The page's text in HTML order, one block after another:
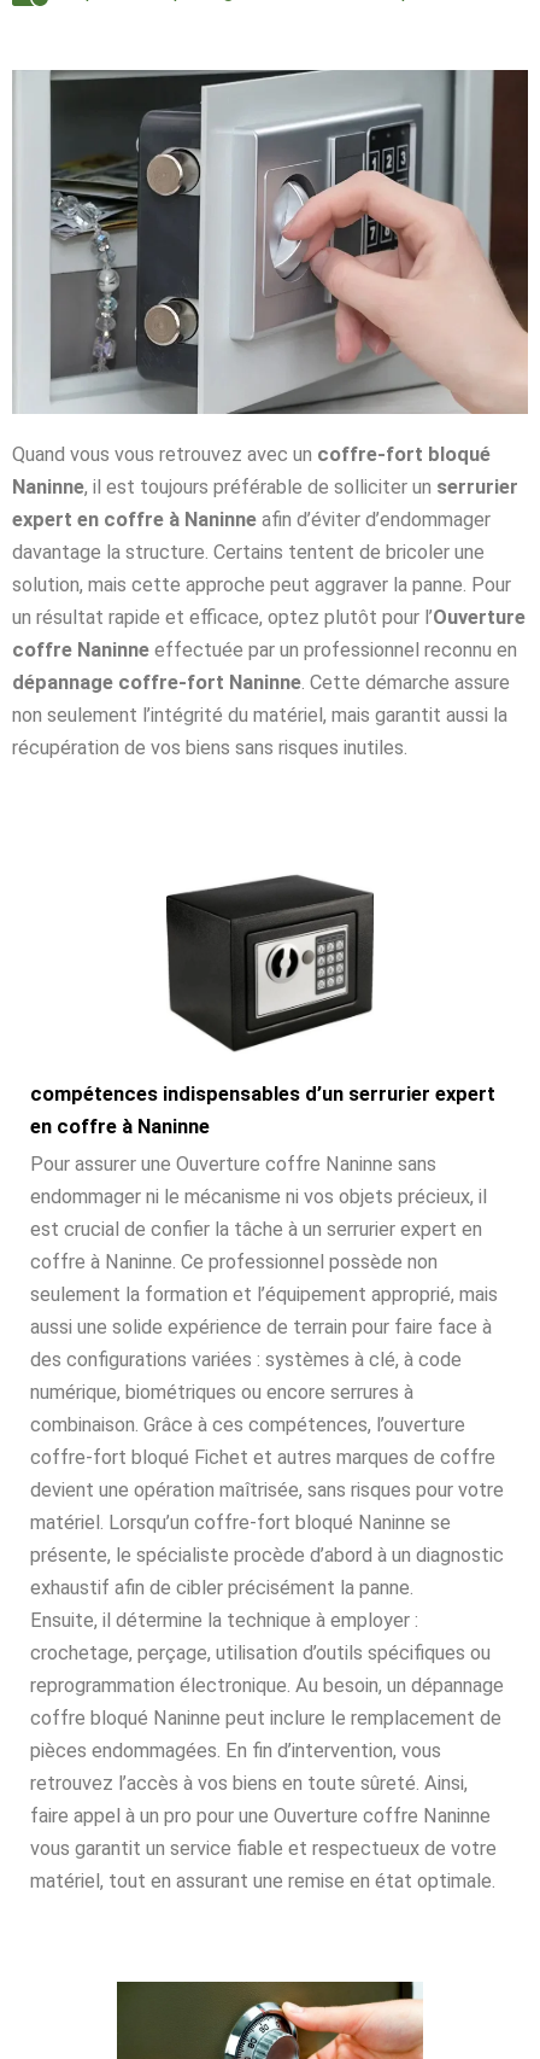
Quand vous vous retrouvez avec un coffre-fort bloqué
Naninne, il est toujours préférable de solliciter un serrurier
expert en coffre à Naninne afin d’éviter d’endommager
davantage la structure. Certains tentent de bricoler une
solution, mais cette approche peut aggraver la panne. Pour
un résultat rapide et efficace, optez plutôt pour l’Ouverture
coffre Naninne effectuée par un professionnel reconnu en
dépannage coffre-fort Naninne. Cette démarche assure
non seulement l’intégrité du matériel, mais garantit aussi la
récupération de vos biens sans risques inutiles.
compétences indispensables d’un serrurier expert
en coffre à Naninne
Pour assurer une Ouverture coffre Naninne sans
endommager ni le mécanisme ni vos objets précieux, il
est crucial de confier la tâche à un serrurier expert en
coffre à Naninne. Ce professionnel possède non
seulement la formation et l’équipement approprié, mais
aussi une solide expérience de terrain pour faire face à
des configurations variées : systèmes à clé, à code
numérique, biométriques ou encore serrures à
combinaison. Grâce à ces compétences, l’ouverture
coffre-fort bloqué Fichet et autres marques de coffre
devient une opération maîtrisée, sans risques pour votre
matériel. Lorsqu’un coffre-fort bloqué Naninne se
présente, le spécialiste procède d’abord à un diagnostic
exhaustif afin de cibler précisément la panne.
Ensuite, il détermine la technique à employer :
crochetage, perçage, utilisation d’outils spécifiques ou
reprogrammation électronique. Au besoin, un dépannage
coffre bloqué Naninne peut inclure le remplacement de
pièces endommagées. En fin d’intervention, vous
retrouvez l’accès à vos biens en toute sûreté. Ainsi,
faire appel à un pro pour une Ouverture coffre Naninne
vous garantit un service fiable et respectueux de votre
matériel, tout en assurant une remise en état optimale.